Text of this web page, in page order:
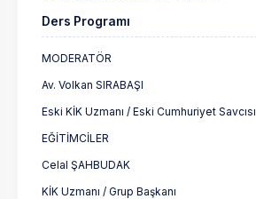
Ders Programı
MODERATÖR
Av. Volkan SIRABAŞI
Eski KİK Uzmanı / Eski Cumhuriyet Savcısı
EĞİTİMCİLER
Celal ŞAHBUDAK
KİK Uzmanı / Grup Başkanı